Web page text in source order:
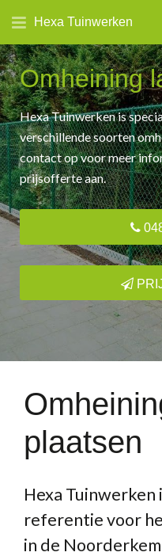
Hexa Tuinwerken
Omheining
Hexa Tuinwerken is
verschillende soorten
contact op voor meer
prijsofferte aan.
plaatsen
Hexa Tuinwerken
referentie voor
in de